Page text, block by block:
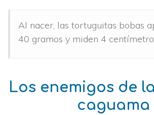
Al nacer, las tortuguitas bobas
40 gramos y miden 4
Los enemigos de
caguama